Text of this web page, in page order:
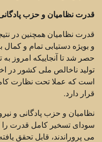
قدرت نظامیان و حزب
قدرت نظامیان همچنین در
و بویژه دستیابی تمام و کمال
حصر شد تا آنجاییکه امروز
تولید ناخالص ملی کشور در
است که عملا تحت نظارت کامل
قرار دارد.
نظامیان و حزب پادگانی و
سودای تسخیر کامل قدرت را
می پروراندند، قابل تحقق